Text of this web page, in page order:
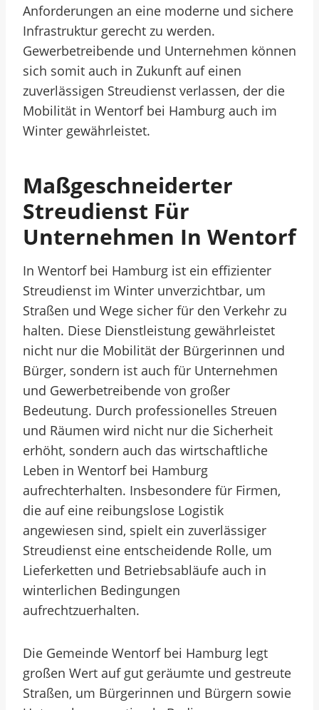
Anforderungen an eine moderne und sichere
Infrastruktur gerecht zu werden.
Gewerbetreibende und Unternehmen können
sich somit auch in Zukunft auf einen
zuverlässigen Streudienst verlassen, der die
Mobilität in Wentorf bei Hamburg auch im
Winter gewährleistet.
Maßgeschneiderter
Streudienst Für
Unternehmen In Wentorf
In Wentorf bei Hamburg ist ein effizienter
Streudienst im Winter unverzichtbar, um
Straßen und Wege sicher für den Verkehr zu
halten. Diese Dienstleistung gewährleistet
nicht nur die Mobilität der Bürgerinnen und
Bürger, sondern ist auch für Unternehmen
und Gewerbetreibende von großer
Bedeutung. Durch professionelles Streuen
und Räumen wird nicht nur die Sicherheit
erhöht, sondern auch das wirtschaftliche
Leben in Wentorf bei Hamburg
aufrechterhalten. Insbesondere für Firmen,
die auf eine reibungslose Logistik
angewiesen sind, spielt ein zuverlässiger
Streudienst eine entscheidende Rolle, um
Lieferketten und Betriebsabläufe auch in
winterlichen Bedingungen
aufrechtzuerhalten.
Die Gemeinde Wentorf bei Hamburg legt
großen Wert auf gut geräumte und gestreute
Straßen, um Bürgerinnen und Bürgern sowie